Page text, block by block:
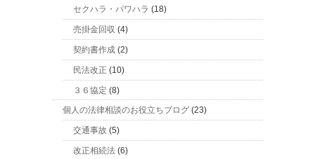
セクハラ・パワハラ (18)
売掛金回収 (4)
契約書作成 (2)
民法改正 (10)
３６協定 (8)
個人の法律相談のお役立ちブログ (23)
交通事故 (5)
改正相続法 (6)